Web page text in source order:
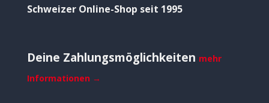
Schweizer Online-Shop seit 1995
Deine Zahlungsmöglichkeiten mehr
Informationen →